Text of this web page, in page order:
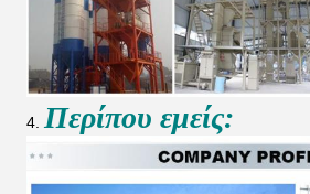
4. Περίπου εμείς: